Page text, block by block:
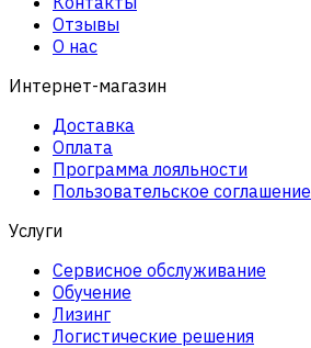
Отзывы
О нас
Интернет-магазин
Доставка
Оплата
Программа лояльности
Пользовательское соглашение
Услуги
Сервисное обслуживание
Обучение
Лизинг
Логистические решения